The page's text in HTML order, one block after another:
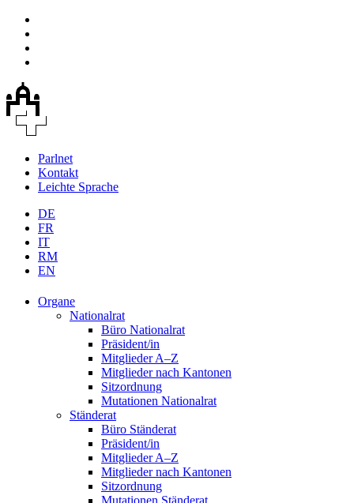
Parlnet
Kontakt
Leichte Sprache
DE
FR
IT
RM
EN
Organe
Nationalrat
Büro Nationalrat
Präsident/in
Mitglieder A–Z
Mitglieder nach Kantonen
Sitzordnung
Mutationen Nationalrat
Ständerat
Büro Ständerat
Präsident/in
Mitglieder A–Z
Mitglieder nach Kantonen
Sitzordnung